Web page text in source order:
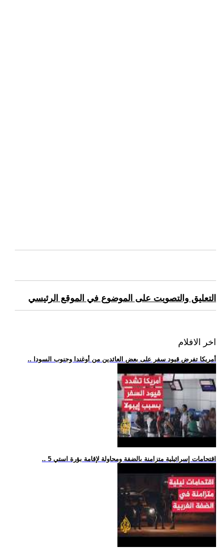
التعليق والتصويت على الموضوع في الموقع الرئيسي
اخر الافلام
.. أمريكا تفرض قيود سفر على بعض العائدين من أوغندا وجنوب السودا
.. 5 اقتحامات إسرائيلية متزامنة بالضفة ومحاولة لإقامة بؤرة استي